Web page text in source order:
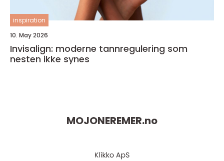
inspiration
10. May 2026
Invisalign: moderne tannregulering som
nesten ikke synes
MOJONEREMER.no